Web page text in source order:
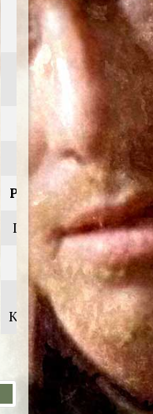
Titolo
originale:
The inner
circle
Anno:
1991
Personaggio:
Ivan Sanshin
Regia di:
Andrei
Konchalovsky